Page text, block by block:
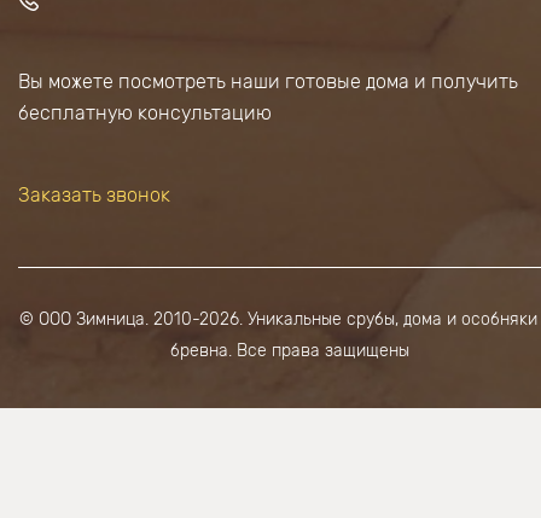
Вы можете посмотреть наши готовые дома и получить
бесплатную консультацию
Заказать звонок
© ООО Зимница. 2010-2026. Уникальные срубы, дома и особняки
бревна. Все права защищены